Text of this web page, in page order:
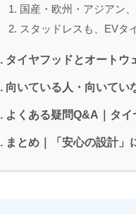
国産・欧州・アジアン
スタッドレスも、EVタ
タイヤフッドとオートウ
向いている人・向いてい
よくある疑問Q&A｜タ
まとめ｜「安心の設計」